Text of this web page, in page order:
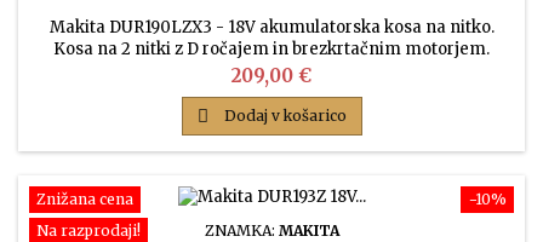
Makita DUR190LZX3 - 18V akumulatorska kosa na nitko.
Kosa na 2 nitki z D ročajem in brezkrtačnim motorjem.
Samodejno prilagajanje števila vrtljajev glede na
obremenitev.
Cena
209,00 €
 Dodaj v košarico
−10%
Znižana cena
Na razprodaji!
ZNAMKA: MAKITA